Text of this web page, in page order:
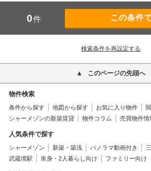
0件
検索条件を再設定する
このページの先頭へ
物件検索
条件から探す 地図から探す お気に入り物件
シャーメゾンの新築賃貸
物件コラム 売買物件情
人気条件で探す
シャーメゾン 新築・築浅 パノラマ動画付き
武蔵境駅
単身・2人暮らし向け ファミリー向け